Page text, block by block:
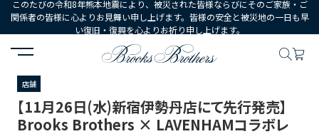
このたびの令和8年熊本地震により、被災された皆様ならびにそのご家族・ご
関係者の皆様に心よりお見舞い申し上げます。皆様の安全と被災地の一日も早
い復旧・復興を心よりお祈り申し上げます。
HOME 【11月26日(水)新宿伊勢丹店にて先行発売】Brooks
店舗
【11月26日(水)新宿伊勢丹店にて先行発売】
Brooks Brothers × LAVENHAMコラボレ